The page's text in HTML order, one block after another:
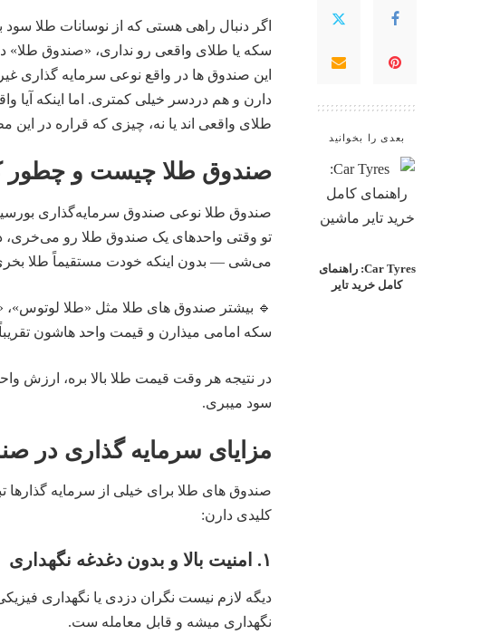
بعدی را بخوانید
Car Tyres: راهنمای
کامل خرید تایر
اگر دنبال راهی هستی که از نوسانات طلا
سکه یا طلای واقعی رو نداری، «صندوق طلا»
این صندوق‌ ها در واقع نوعی سرمایه‌ گذاری
دارن و هم دردسر خیلی کمتری. اما اینکه آیا
طلای واقعی‌ اند یا نه، چیزی‌ که قراره در این
صندوق طلا چیست و چطور
صندوق طلا نوعی صندوق سرمایه‌گذاری
تو وقتی واحدهای یک صندوق طلا رو می‌خری،
می‌شی — بدون اینکه خودت مستقیماً طلا
🔹 بیشتر صندوق‌ های طلا مثل «طلا لوتوس»،
سکه امامی میذارن و قیمت واحد هاشون تقریباً
در نتیجه هر وقت قیمت طلا بالا بره، ارزش
سود میبری.
مزایای سرمایه‌ گذاری در
صندوق‌ های طلا برای خیلی از سرمایه‌
کلیدی دارن:
۱. امنیت بالا و بدون دغدغه‌ نگهداری
دیگه لازم نیست نگران دزدی یا نگهداری
نگهداری میشه و قابل معامله‌ ست.